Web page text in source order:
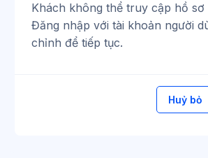
Khách không thể truy cập hồ sơ
Đăng nhập với tài khoản người
chỉnh để tiếp tục.
Huỷ bỏ